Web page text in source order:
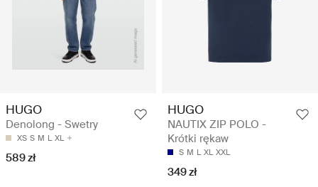
HUGO
Denolong - Swetry
XS S M L XL
589 zł
HUGO
NAUTIX ZIP POLO -
Krótki rękaw
S M L XL XXL
349 zł